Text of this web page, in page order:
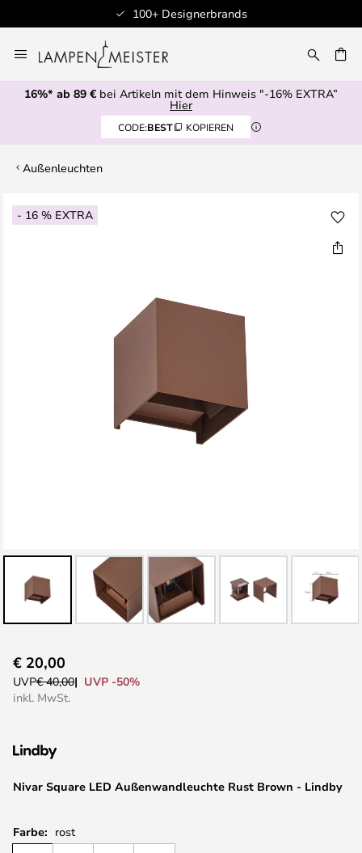
100+ Designerbrands
Inhalt
springen
16%* ab 89 € bei Artikeln mit dem Hinweis "-16% EXTRA”
Hier
CODE:BEST KOPIEREN
Außenleuchten
- 16 % EXTRA
Zum
Ende
Anfang
der
Nivar Square LED Außenwandleuchte Rust Brown - Lindby
€ 20,00
UVP€ 40,00
UVP -50%
inkl. MwSt.
Farbe: rost